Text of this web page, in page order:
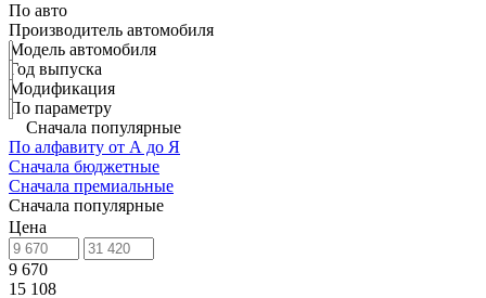
По авто
Производитель автомобиля
Модель автомобиля
Год выпуска
Модификация
По параметру
Сначала популярные
По алфавиту от А до Я
Сначала бюджетные
Сначала премиальные
Сначала популярные
Цена
9 670
15 108